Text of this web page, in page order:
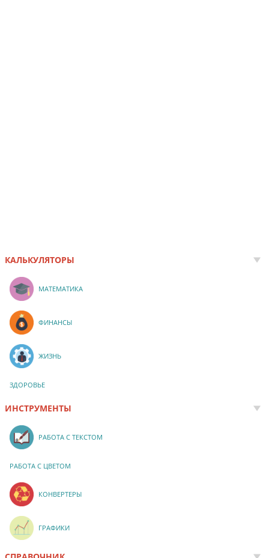
КАЛЬКУЛЯТОРЫ
МАТЕМАТИКА
ФИНАНСЫ
ЖИЗНЬ
ЗДОРОВЬЕ
ИНСТРУМЕНТЫ
РАБОТА С ТЕКСТОМ
РАБОТА С ЦВЕТОМ
КОНВЕРТЕРЫ
ГРАФИКИ